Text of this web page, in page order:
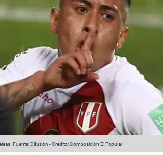
Fuente: Difusión -Crédito: Composición El Popular